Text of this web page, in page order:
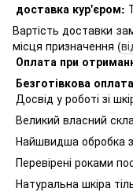
доставка кур'єром:
Вартість доставки
місця призначення (
Оплата при
Безготівкова
Досвід у роботі зі
Великий власний
Найшвидша обробка
Перевірені роками
Натуральна шкіра